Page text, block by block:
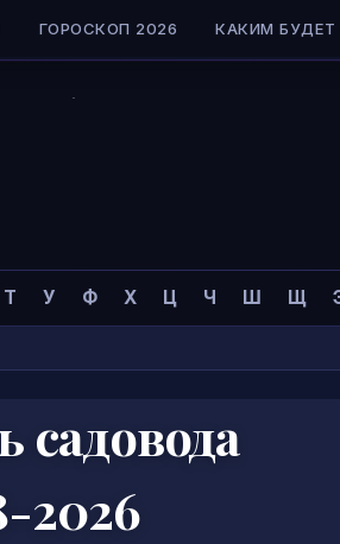
ГОРОСКОП 2026 КАКИМ БУДЕТ
Т У Ф Х Ц Ч Ш Щ
2026